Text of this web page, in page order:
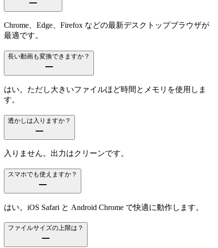
Chrome、Edge、Firefox などの最新デスクトップブラウザが
最適です。
長い動画も変換できますか？
はい。ただし大きいファイルほど時間とメモリを使用しま
す。
透かしは入りますか？
入りません。出力はクリーンです。
スマホでも使えますか？
はい。iOS Safari と Android Chrome で快適に動作します。
ファイルサイズの上限は？